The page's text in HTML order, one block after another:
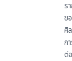
ร
ข
ศิ
ก
ต่